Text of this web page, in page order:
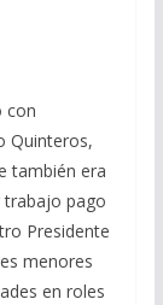
con
Quinteros,
también era
trabajo pago
Presidente
menores
en roles